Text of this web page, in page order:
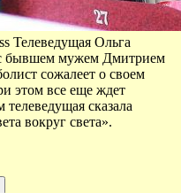
Телеведущая Ольга
с бывшем мужем Дмитрием
сожалеет о своем
этом все еще ждет
сказала
вокруг света».